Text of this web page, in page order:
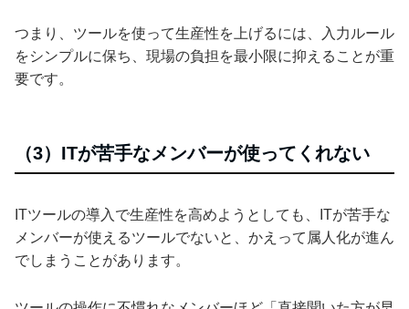
つまり、ツールを使って生産性を上げるには、入力ルール
をシンプルに保ち、現場の負担を最小限に抑えることが重
要です。
（3）ITが苦手なメンバーが使ってくれない
ITツールの導入で生産性を高めようとしても、ITが苦手な
メンバーが使えるツールでないと、かえって属人化が進ん
でしまうことがあります。